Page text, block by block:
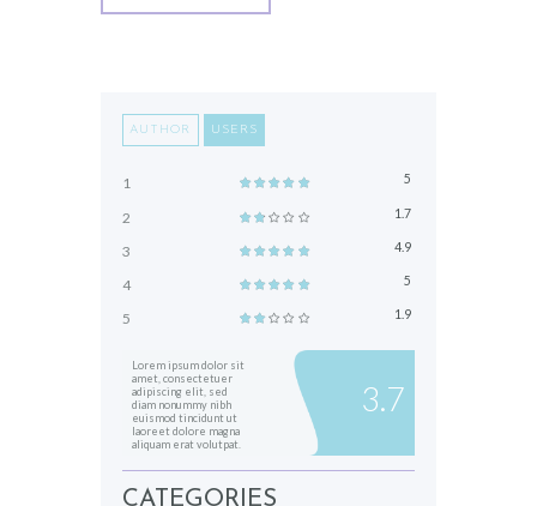
AUTHOR USERS
1 5
2 1.7
3 4.9
4 5
5 1.9
Lorem ipsum dolor sit
amet, consectetuer
adipiscing elit, sed
diam nonummy nibh
euismod tincidunt ut
laoreet dolore magna
aliquam erat volutpat.
3.7
CATEGORIES